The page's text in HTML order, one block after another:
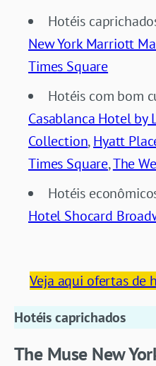
Hotéis
New York Marriott
Times Square
Hotéis com bom
Casablanca Hotel by
Collection,Hyatt
Times Square,The
Hotéis
Hotel Shocard
Veja aqui ofertas de
Hotéis caprichados
The Muse New